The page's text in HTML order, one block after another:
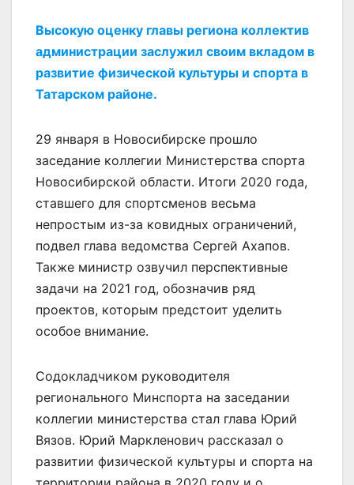
Высокую оценку главы региона коллектив
администрации заслужил своим вкладом в
развитие физической культуры и спорта в
Татарском районе.
29 января в Новосибирске прошло
заседание коллегии Министерства спорта
Новосибирской области. Итоги 2020 года,
ставшего для спортсменов весьма
непростым из-за ковидных ограничений,
подвел глава ведомства Сергей Ахапов.
Также министр озвучил перспективные
задачи на 2021 год, обозначив ряд
проектов, которым предстоит уделить
особое внимание.
Содокладчиком руководителя
регионального Минспорта на заседании
коллегии министерства стал глава Юрий
Вязов. Юрий Маркленович рассказал о
развитии физической культуры и спорта на